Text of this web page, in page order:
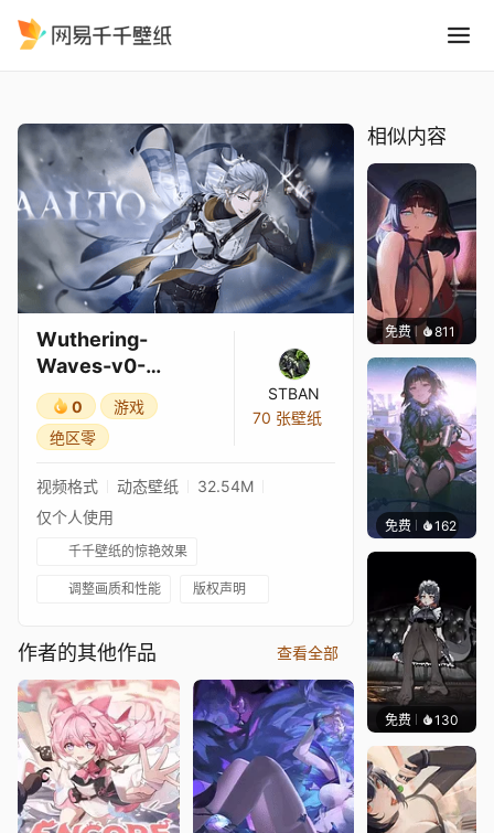
Wuthering-
Waves-v0-
Aalto_4k
0
游戏
绝区零
STBAN
70 张壁纸
视频格式 动态壁纸
32.54M
仅个人使用
千千壁纸的惊艳效果
调整画质和性能 版权声明
作者的其他作品 查看全部
相似内容
免费 811
免费 162
免费 130